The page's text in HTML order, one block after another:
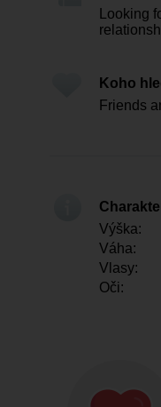
Looking
Koho
Friends
Výška:
Váha:
Vlasy:
Oči: